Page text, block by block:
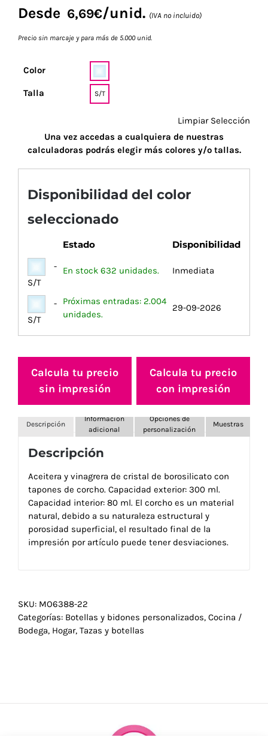
Desde 6,69€/unid. (IVA no incluido)
Precio sin marcaje y para más de 5.000 unid.
Color
Talla S/T
Limpiar Selección
Una vez accedas a cualquiera de nuestras
calculadoras podrás elegir más colores y/o tallas.
Disponibilidad del color
seleccionado
Estado Disponibilidad
-
S/T
En stock 632 unidades. Inmediata
-
S/T
Próximas entradas: 2.004
unidades.
29-09-2026
Calcula tu precio
sin impresión
Calcula tu precio
con impresión
Descripción
Información
adicional
Opciones de
personalización
Muestras
Descripción
Aceitera y vinagrera de cristal de borosilicato con
tapones de corcho. Capacidad exterior: 300 ml.
Capacidad interior: 80 ml. El corcho es un material
natural, debido a su naturaleza estructural y
porosidad superficial, el resultado final de la
impresión por artículo puede tener desviaciones.
SKU: MO6388-22
Categorías: Botellas y bidones personalizados, Cocina /
Bodega, Hogar, Tazas y botellas